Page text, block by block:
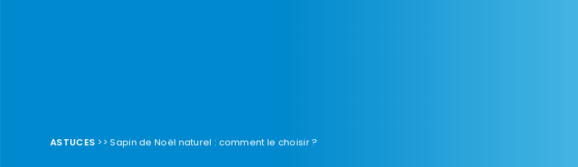
ASTUCES >>Sapin de Noël naturel : comment le choisir ?